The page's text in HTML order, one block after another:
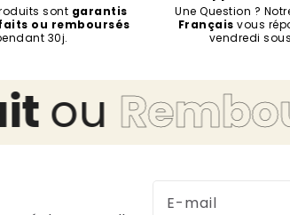
sont garantis
ou remboursés
30j.
Une Question ?
Français vous
vendredi
E-mail